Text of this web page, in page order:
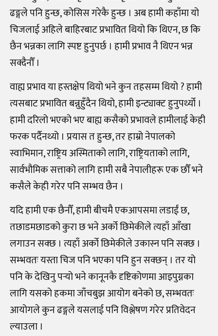
ढङ्गले पनि हुन्छ, कोसिस गरेकै हुन्छ । अब हामी कहाँमा यो
चिजलाई अहिले बाहिरबाट प्रभावित थियो कि थिएन, छ कि
छैन भन्नका लागि स्पष्ट हुनुपर्छ । हामी प्रभाव नै थिएन भन्न
सक्दैनौँ ।
वाह्य प्रभाव या हस्तक्षेप थियो भने कुन तहसम्म थियो ? हामी
त्यसबाट प्रभावित बन्नुहुँदैन थियो, हामी इन्ट्याक्ट हुनुपर्थ्यो ।
हामी दरिलो भएको भए बाह्य कसैको प्रभावले हामीलाई केही
फरक पर्दैनथ्यो । प्रयास त हुन्छ, तर हाम्रो नेपालको
स्वाभिमान, राष्ट्रिय अस्मिताको लागि, राष्ट्रियताको लागि,
सार्वभौमिक सत्ताको लागि हामी सबै नेपालीहरू एक छौँ भने
कसैले केही गरेर पनि सम्भव छैन ।
यदि हामी एक छैनौँ, हामी बीचमै एकआपसमा लडाईं छ,
तछाडमछाडको कुरा छ भने अर्को छिमेकीले त्यहाँ आँखा
लगाउन सक्छ । त्यहाँ अर्को छिमेकीले उकास्न पनि सक्छ ।
सम्भवतः यस्ता चिज पनि भएका पनि हुन सक्छन् । तर यो
पनि के देखिनु पर्‍यो भने कानूनकै दृष्टिकोणमा आइपुग्नका
लागि यसको हकमा जाँचबुझ आयोग बनेको छ, सम्भवतः
आयोगले कुन ढङ्गले यसलाई पनि विश्लेषण गरेर प्रतिवेदन
ल्याउला ।